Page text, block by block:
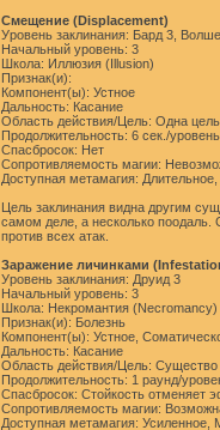
Смещение (Displacement)
Уровень заклинания: Бард 3,
Начальный уровень: 3
Школа: Иллюзия (Illusion)
Признак(и):
Компонент(ы): Устное
Дальность: Касание
Область действия/Цель: Одна цель
Продолжительность: 6 сек./уровень
Спасбросок: Нет
Сопротивляемость магии:
Доступная метамагия:
Цель заклинания видна другим
самом деле, а несколько поодаль.
против всех атак.
Заражение личинками
Уровень заклинания: Друид 3
Начальный уровень: 3
Школа: Некромантия (Necromancy)
Признак(и): Болезнь
Компонент(ы): Устное,
Дальность: Касание
Область действия/Цель: Существо
Продолжительность: 1 раунд/
Спасбросок: Стойкость отменяет
Сопротивляемость магии:
Доступная метамагия: Усиленное,